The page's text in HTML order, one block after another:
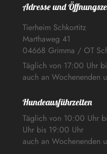
Adresse und
Tierheim Schkortitz
Marthaweg 41
04668 Grimma / OT
Täglich von 17:00 Uhr
auch an Wochenenden
Hundeausführzeiten
Täglich von 10:00 Uhr
Uhr bis 19:00 Uhr
auch an Wochenenden